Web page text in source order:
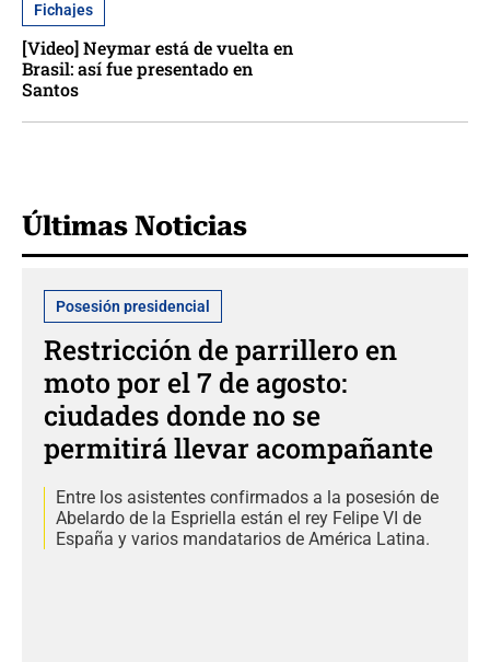
Fichajes
[Video] Neymar está de vuelta en
Brasil: así fue presentado en
Santos
Últimas Noticias
Posesión presidencial
Restricción de parrillero en
moto por el 7 de agosto:
ciudades donde no se
permitirá llevar acompañante
Entre los asistentes confirmados a la posesión de
Abelardo de la Espriella están el rey Felipe VI de
España y varios mandatarios de América Latina.